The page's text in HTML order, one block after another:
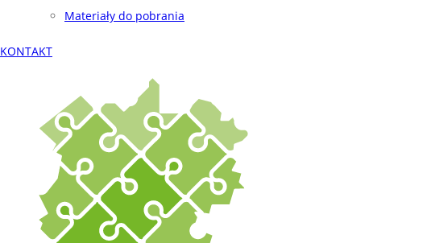
Materiały do pobrania
KONTAKT